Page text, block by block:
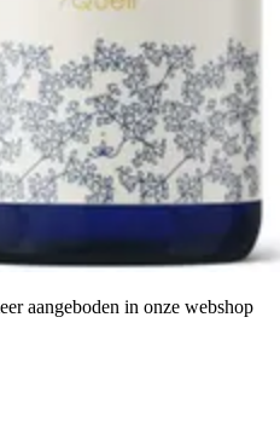
aangeboden in onze webshop